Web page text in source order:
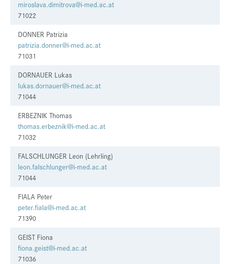
miroslava.dimitrova@i-med.ac.at
71022
DONNER Patrizia
patrizia.donner@i-med.ac.at
71031
DORNAUER Lukas
lukas.dornauer@i-med.ac.at
71044
ERBEZNIK Thomas
thomas.erbeznik@i-med.ac.at
71032
FALSCHLUNGER Leon (Lehrling)
leon.falschlunger@i-med.ac.at
71044
FIALA Peter
peter.fiala@i-med.ac.at
71390
GEIST Fiona
fiona.geist@i-med.ac.at
71036